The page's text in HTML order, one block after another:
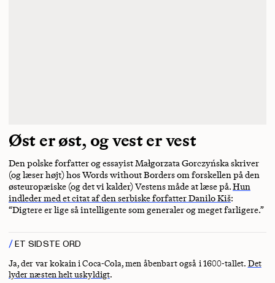
Øst er øst, og vest er vest
Den polske forfatter og essayist Małgorzata Gorczyńska skriver
(og læser højt) hos Words without Borders om forskellen på den
østeuropæiske (og det vi kalder) Vestens måde at læse på.Hun
indleder med et citat af den serbiske forfatter Danilo Kiš:
“Digtere er lige så intelligente som generaler og meget farligere.”
ET SIDSTE ORD
Ja, der var kokain i Coca-Cola, men åbenbart også i 1600-tallet. Det
lyder næsten helt uskyldigt.